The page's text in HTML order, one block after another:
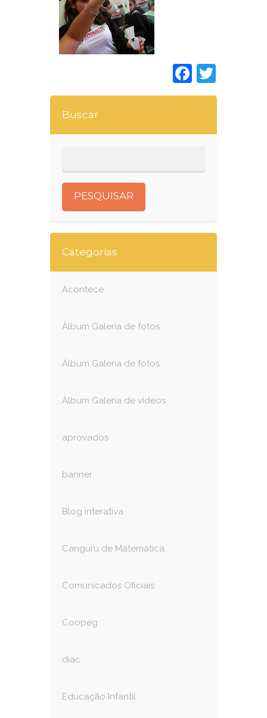
Buscar
Categorias
Acontece
Álbum Galeria de fotos
Álbum Galeria de fotos
Álbum Galeria de vídeos
aprovados
banner
Blog interativa
Canguru de Matemática
Comunicados Oficiais
Coopeg
diac
Educação Infantil